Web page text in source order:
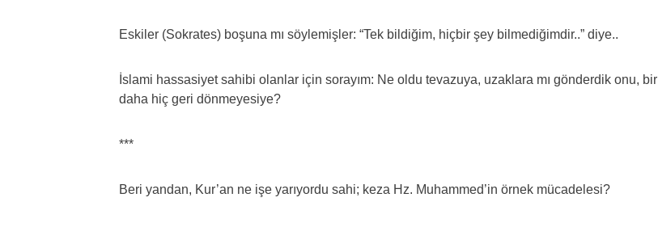
Eskiler (Sokrates) boşuna mı söylemişler: “Tek bildiğim, hiçbir şey bilmediğimdir..” diye..
İslami hassasiyet sahibi olanlar için sorayım: Ne oldu tevazuya, uzaklara mı gönderdik onu, bir
daha hiç geri dönmeyesiye?
***
Beri yandan, Kur’an ne işe yarıyordu sahi; keza Hz. Muhammed’in örnek mücadelesi?